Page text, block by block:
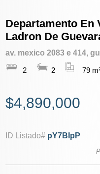
Departamento En
Ladron De
av. mexico 2083 e 414,
2 2 79
$4,890,000
ID Listado# pY7BIpP